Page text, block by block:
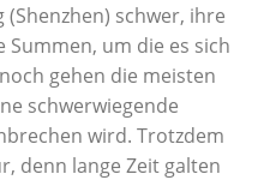
schwer, ihre
Summen, um die es sich
gehen die meisten
schwerwiegende
wird. Trotzdem
denn lange Zeit galten